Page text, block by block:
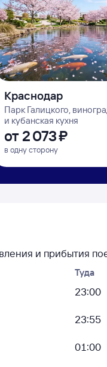
и прибытия
Туда
23:00
23:55
01:00
Краснодар
Парк Галицкого,
и кубанская кухня
от 2 ⁠073 ⁠₽
в одну сторону